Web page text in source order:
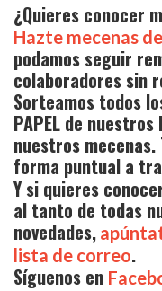
¿Quieres conocer
Hazte mecenas
podamos seguir
colaboradores sin
Sorteamos todos
PAPEL de
nuestros
forma puntual a
Y si quieres
al tanto de todas
novedades,
lista de correo.
Síguenos en